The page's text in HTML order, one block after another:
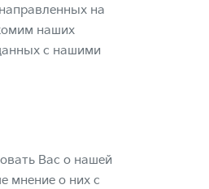
на
наших
с нашими
Вас о нашей
мнение о них с